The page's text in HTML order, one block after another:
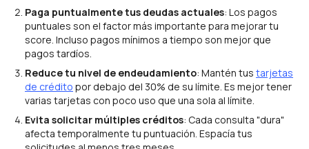
Paga puntualmente tus deudas actuales: Los pagos
puntuales son el factor más importante para mejorar tu
score. Incluso pagos mínimos a tiempo son mejor que
pagos tardíos.
Reduce tu nivel de endeudamiento: Mantén tus tarjetas
de crédito por debajo del 30% de su límite. Es mejor tener
varias tarjetas con poco uso que una sola al límite.
Evita solicitar múltiples créditos: Cada consulta "dura"
afecta temporalmente tu puntuación. Espacía tus